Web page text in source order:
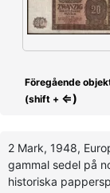
Föregående
(shift + ⇐)
2 Mark, 1948,
gammal sedel på
historiska